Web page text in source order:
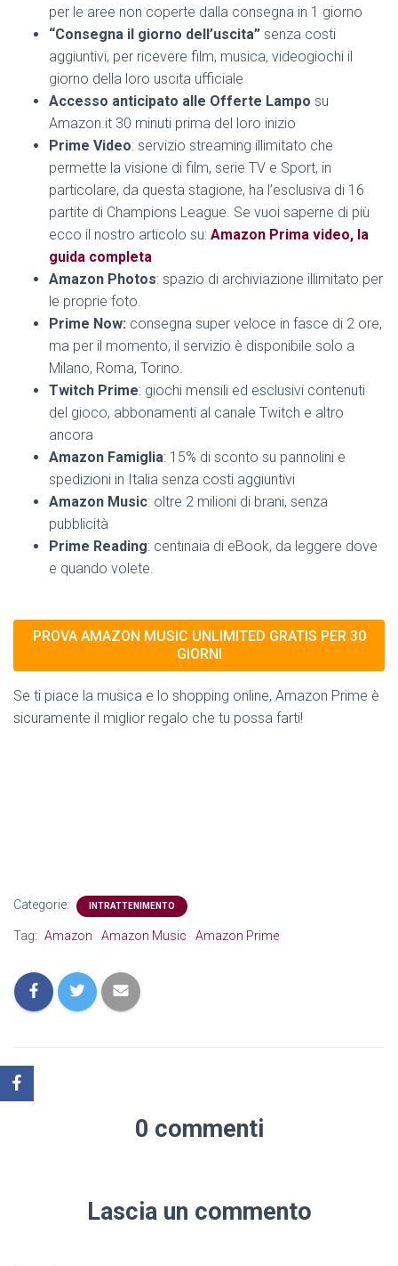
per le aree non coperte dalla consegna in 1 giorno
“Consegna il giorno dell’uscita” senza costi
aggiuntivi, per ricevere film, musica, videogiochi il
giorno della loro uscita ufficiale
Accesso anticipato alle Offerte Lampo su
Amazon.it 30 minuti prima del loro inizio
Prime Video: servizio streaming illimitato che
permette la visione di film, serie TV e Sport, in
particolare, da questa stagione, ha l’esclusiva di 16
partite di Champions League. Se vuoi saperne di più
ecco il nostro articolo su: Amazon Prima video, la
guida completa
Amazon Photos: spazio di archiviazione illimitato per
le proprie foto.
Prime Now: consegna super veloce in fasce di 2 ore,
ma per il momento, il servizio è disponibile solo a
Milano, Roma, Torino.
Twitch Prime: giochi mensili ed esclusivi contenuti
del gioco, abbonamenti al canale Twitch e altro
ancora
Amazon Famiglia: 15% di sconto su pannolini e
spedizioni in Italia senza costi aggiuntivi
Amazon Music: oltre 2 milioni di brani, senza
pubblicità
Prime Reading: centinaia di eBook, da leggere dove
e quando volete.
PROVA AMAZON MUSIC UNLIMITED GRATIS PER 30
GIORNI
Se ti piace la musica e lo shopping online, Amazon Prime è
sicuramente il miglior regalo che tu possa farti!
Categorie: INTRATTENIMENTO
Tag: Amazon Amazon Music Amazon Prime
0 commenti
Lascia un commento